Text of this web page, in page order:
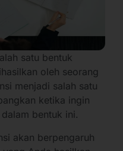
satu bentuk
oleh seorang
menjadi salah satu
ketika ingin
bentuk ini.
akan berpengaruh